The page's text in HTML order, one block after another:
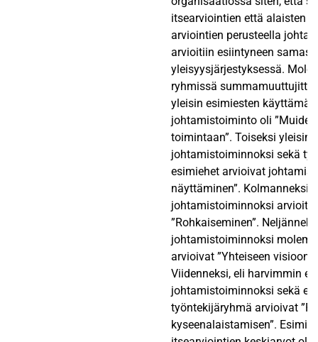
itsearviointien että alaisten
arviointien perusteella
arvioitiin esiintyneen
yleisyysjärjestyksessä.
ryhmissä
yleisin esimiesten käyttämä
johtamistoiminto oli
toimintaan”. Toiseksi
johtamistoiminnoksi sekä
esimiehet arvioivat
näyttäminen”. Kolmanneksi
johtamistoiminnoksi
”Rohkaiseminen”.
johtamistoiminnoksi
arvioivat ”Yhteiseen visioon
Viidenneksi, eli harvimmin
johtamistoiminnoksi sekä
työntekijäryhmä arvioivat
kyseenalaistamisen”.